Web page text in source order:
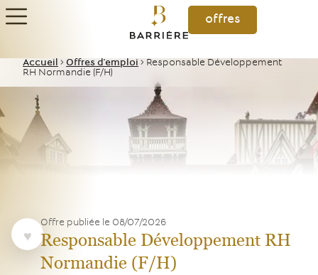
offres
Accueil > Offres d'emploi > Responsable Développement
RH Normandie (F/H)
Offre publiée le 08/07/2026
Responsable Développement RH
Normandie (F/H)